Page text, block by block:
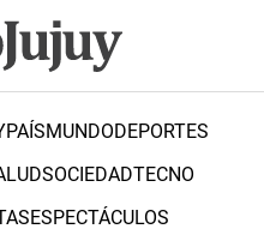
PAÍSMUNDODEPORTES
SOCIEDADTECNO
ESPECTÁCULOS